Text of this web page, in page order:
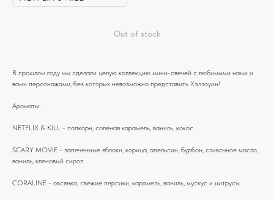
Out of stock
В прошлом году мы сделали целую коллекцию мини-свечей с любимыми нами и
вами персонажами, без которых невозможно представить Хэллоуин!
Ароматы:
NETFLIX & KILL - попкорн, соленая карамель, ваниль, кокос
SCARY MOVIE - запеченные яблоки, корица, апельсин, бурбон, сливочное масло,
ваниль, кленовый сироп
CORALINE - овсянка, свежие персики, карамель, ваниль, мускус и цитрусы